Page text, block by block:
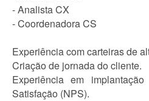
- Analista CX
- Coordenadora CS
Experiência com carteiras de
Criação de jornada do cliente.
Experiência em
Satisfação (NPS).